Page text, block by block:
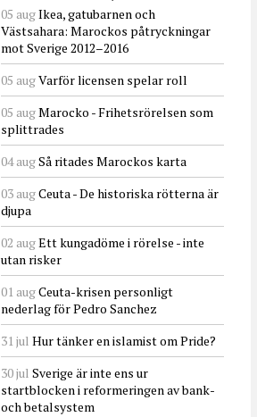
05 augIkea, gatubarnen och
Västsahara: Marockos påtryckningar
mot Sverige 2012–2016
05 augVarför licensen spelar roll
05 augMarocko - Frihetsrörelsen som
splittrades
04 augSå ritades Marockos karta
03 augCeuta - De historiska rötterna är
djupa
02 augEtt kungadöme i rörelse - inte
utan risker
01 augCeuta-krisen personligt
nederlag för Pedro Sanchez
31 jul Hur tänker en islamist om Pride?
30 jul Sverige är inte ens ur
startblocken i reformeringen av bank-
och betalsystem